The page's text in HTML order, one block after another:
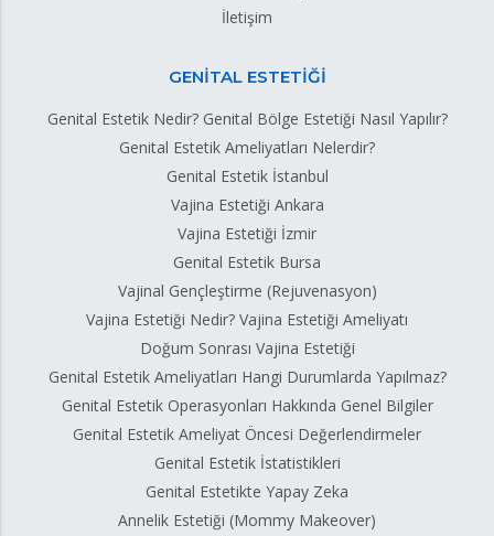
İletişim
GENİTAL ESTETİĞİ
Genital Estetik Nedir? Genital Bölge Estetiği Nasıl Yapılır?
Genital Estetik Ameliyatları Nelerdir?
Genital Estetik İstanbul
Vajina Estetiği Ankara
Vajina Estetiği İzmir
Genital Estetik Bursa
Vajinal Gençleştirme (Rejuvenasyon)
Vajina Estetiği Nedir? Vajina Estetiği Ameliyatı
Doğum Sonrası Vajina Estetiği
Genital Estetik Ameliyatları Hangi Durumlarda Yapılmaz?
Genital Estetik Operasyonları Hakkında Genel Bilgiler
Genital Estetik Ameliyat Öncesi Değerlendirmeler
Genital Estetik İstatistikleri
Genital Estetikte Yapay Zeka
Annelik Estetiği (Mommy Makeover)